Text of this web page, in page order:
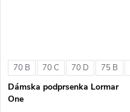
70 B 70 C 70 D 75 B
Dámska podprsenka Lormar
One